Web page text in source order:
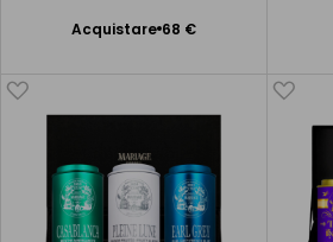
Acquistare 68 €
Aggiungere